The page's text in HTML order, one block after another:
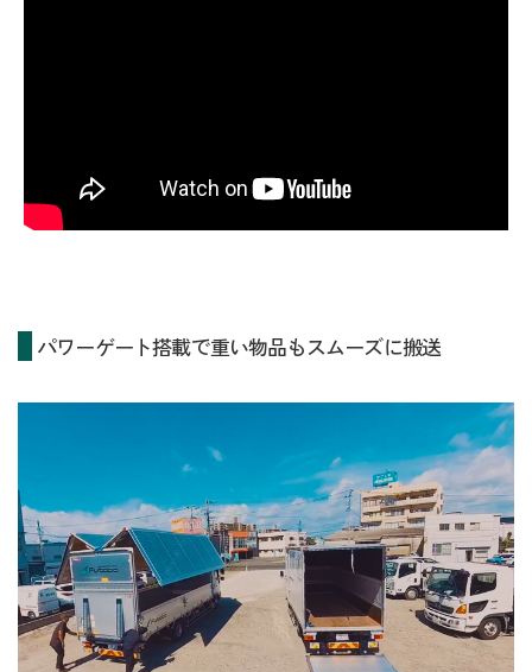
パワーゲート搭載で重い物品もスムーズに搬送